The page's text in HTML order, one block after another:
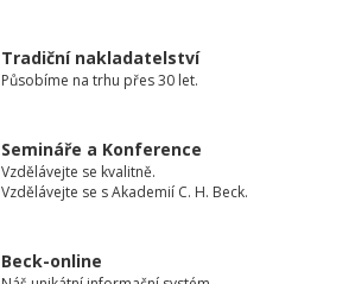
Tradiční nakladatelství
Působíme na trhu přes 30 let.
Semináře a Konference
Vzdělávejte se kvalitně.
Vzdělávejte se s Akademií C. H. Beck.
Beck-online